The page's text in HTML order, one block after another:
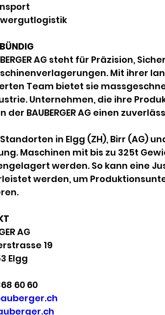
AG steht für Präzision,
Mit ihrer
Team bietet sie
Unternehmen, die ihre
der BAUBERGER AG einen
in Elgg (ZH), Birr (AG)
Maschinen mit bis zu 325t
werden. So kann eine
werden, um
AG
19
Elgg
60 60